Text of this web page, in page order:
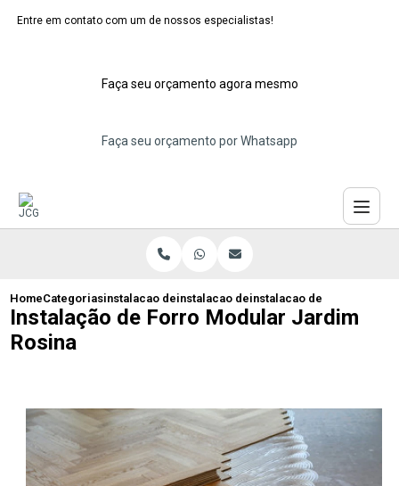
Entre em contato com um de nossos especialistas!
Faça seu orçamento agora mesmo
Faça seu orçamento por Whatsapp
HomeCategoriasinstalacao de forros moduladores
instalacao de forro modular pvc
instalacao de forro
Instalação de Forro Modular Jardim
Rosina